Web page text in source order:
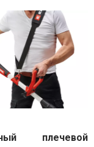
плечевой